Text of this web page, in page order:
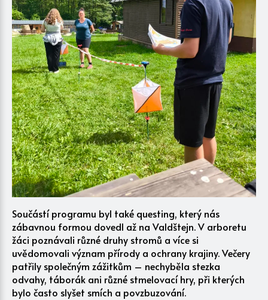
Součástí programu byl také questing, který nás
zábavnou formou dovedl až na Valdštejn. V arboretu
žáci poznávali různé druhy stromů a více si
uvědomovali význam přírody a ochrany krajiny. Večery
patřily společným zážitkům – nechyběla stezka
odvahy, táborák ani různé stmelovací hry, při kterých
bylo často slyšet smích a povzbuzování.